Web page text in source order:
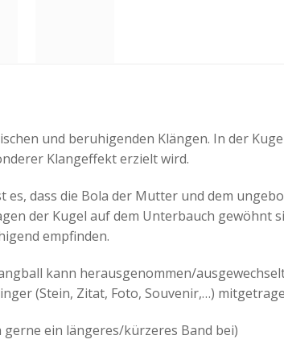
und beruhigenden Klängen. In der
Klangeffekt erzielt wird.
dass die Bola der Mutter und dem
der Kugel auf dem Unterbauch gewöhnt
empfinden.
kann herausgenommen/
(Stein, Zitat, Foto, Souvenir,…)
gerne ein längeres/kürzeres Band bei)